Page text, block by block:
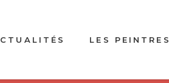
LES PEINTRES